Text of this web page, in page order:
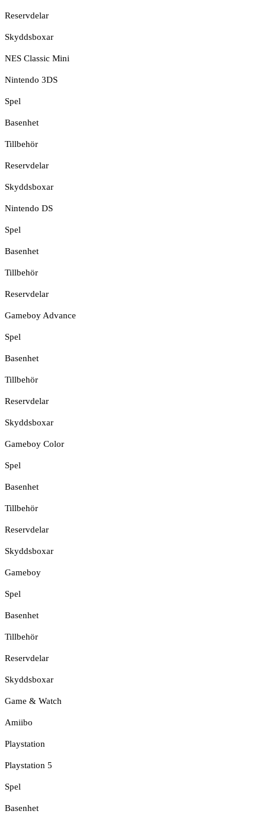
Reservdelar
Skyddsboxar
NES Classic Mini
Nintendo 3DS
Spel
Basenhet
Tillbehör
Reservdelar
Skyddsboxar
Nintendo DS
Spel
Basenhet
Tillbehör
Reservdelar
Gameboy Advance
Spel
Basenhet
Tillbehör
Reservdelar
Skyddsboxar
Gameboy Color
Spel
Basenhet
Tillbehör
Reservdelar
Skyddsboxar
Gameboy
Spel
Basenhet
Tillbehör
Reservdelar
Skyddsboxar
Game & Watch
Amiibo
Playstation
Playstation 5
Spel
Basenhet